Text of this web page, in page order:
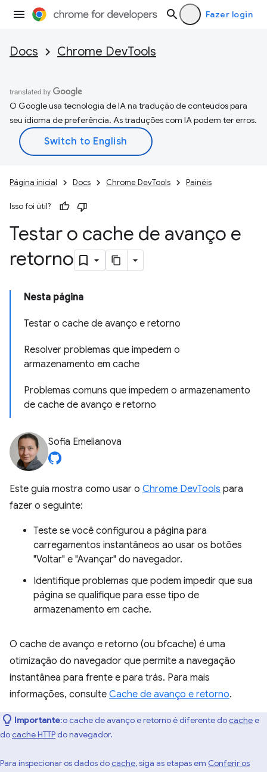
Fazer login
Docs Chrome DevTools
O Google usa tecnologia de IA na tradução de conteúdos para
seu idioma de preferência. As traduções com IA podem ter erros.
Página inicial Docs Chrome DevTools Painéis
Isso foi útil?
Testar o cache de avanço e
retorno
Nesta página
Testar o cache de avanço e retorno
Resolver problemas que impedem o
armazenamento em cache
Problemas comuns que impedem o armazenamento
de cache de avanço e retorno
Sofia Emelianova
Este guia mostra como usar o Chrome DevTools para
fazer o seguinte:
Teste se você configurou a página para
carregamentos instantâneos ao usar os botões
"Voltar" e "Avançar" do navegador.
Identifique problemas que podem impedir que sua
página se qualifique para esse tipo de
armazenamento em cache.
O cache de avanço e retorno (ou bfcache) é uma
otimização do navegador que permite a navegação
instantânea para frente e para trás. Para mais
informações, consulte Cache de avanço e retorno.
Importante:o cache de avanço e retorno é diferente docachee
docache HTTPdo navegador.
Para inspecionar os dados docache, siga as etapas em Conferir os